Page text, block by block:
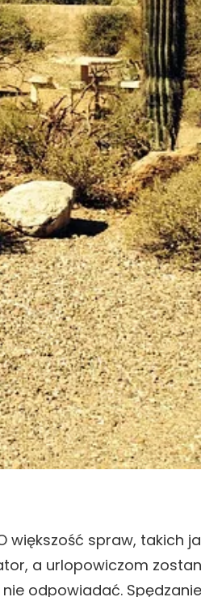
większość spraw, takich
a urlopowiczom
odpowiadać. Spędzanie